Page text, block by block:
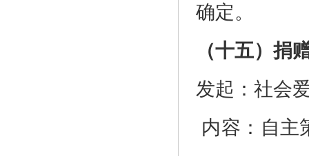
确定。
（十五）捐
发起：社会
内容：自主